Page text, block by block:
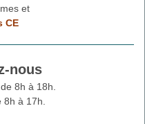
et
CE
nous
8h à 18h.
à 17h.